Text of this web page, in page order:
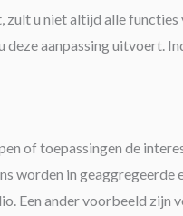
u niet altijd alle
aanpassing uitvoert.
of toepassingen de
worden in
Een ander voorbeeld zijn